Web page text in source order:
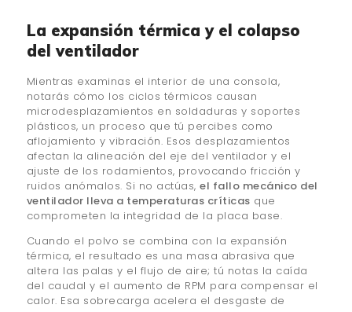
La expansión térmica y el colapso
del ventilador
Mientras examinas el interior de una consola,
notarás cómo los ciclos térmicos causan
microdesplazamientos en soldaduras y soportes
plásticos, un proceso que tú percibes como
aflojamiento y vibración. Esos desplazamientos
afectan la alineación del eje del ventilador y el
ajuste de los rodamientos, provocando fricción y
ruidos anómalos. Si no actúas,el fallo mecánico del
ventilador lleva a temperaturas críticas que
comprometen la integridad de la placa base.
Cuando el polvo se combina con la expansión
térmica, el resultado es una masa abrasiva que
altera las palas y el flujo de aire; tú notas la caída
del caudal y el aumento de RPM para compensar el
calor. Esa sobrecarga acelera el desgaste de